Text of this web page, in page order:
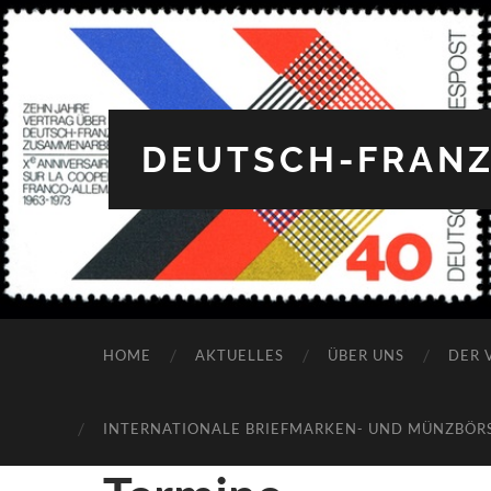
DEUTSCH-
HOME AKTUELLES ÜBER UNS DER
INTERNATIONALE BRIEFMARKEN- UND
2:00 a.m.